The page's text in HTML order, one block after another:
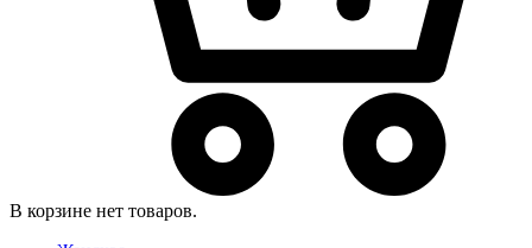
В корзине нет товаров.